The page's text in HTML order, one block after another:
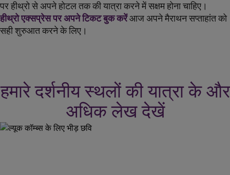
पर हीथ्रो से अपने होटल तक की यात्रा करने में सक्षम होना चाहिए।
हीथ्रो एक्सप्रेस पर अपने टिकट बुक करेंआज अपने मैराथन सप्ताहांत को
सही शुरुआत करने के लिए।
हमारे दर्शनीय स्थलों की यात्रा के और
अधिक लेख देखें